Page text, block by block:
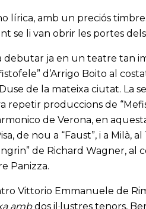
lírica, amb un preciós
se li van obrir les portes
debutar ja en un teatre tan
d’Arrigo Boito al
de la mateixa ciutat. La
repetir produccions de
de Verona, en
de nou a “Faust”, i a Milà,
de Richard Wagner, al
Panizza.
Vittorio Emmanuele de
ambdos il·lustres tenors,